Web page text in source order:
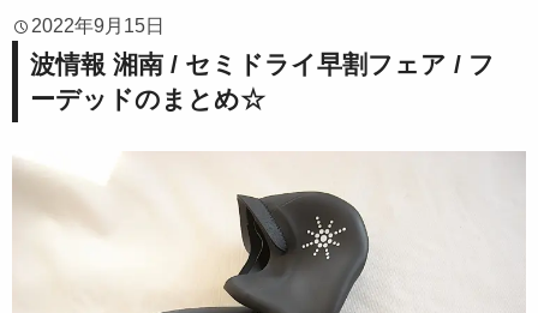
2022年9月15日
波情報 湘南 / セミドライ早割フェア / フ
ーデッドのまとめ☆